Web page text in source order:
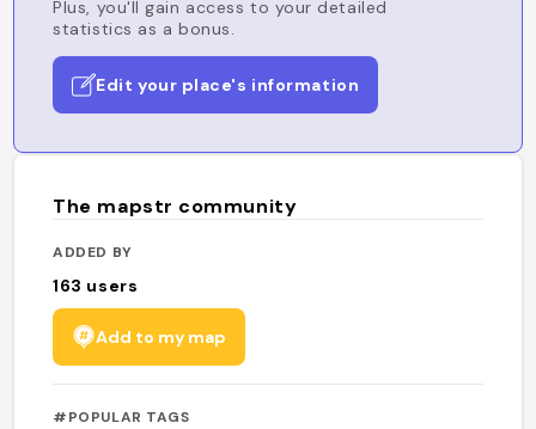
Plus, you'll gain access to your detailed
statistics as a bonus.
Edit your place's information
The mapstr community
ADDED BY
163 users
Add to my map
#POPULAR TAGS